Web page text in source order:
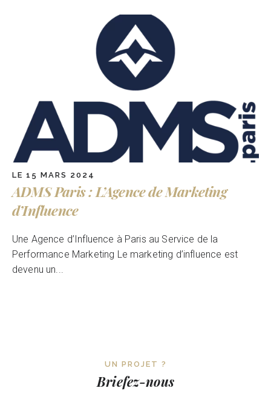
LE 15 MARS 2024
ADMS Paris : L’Agence de Marketing
d’Influence
Une Agence d’Influence à Paris au Service de la
Performance Marketing Le marketing d’influence est
devenu un...
UN PROJET ?
Briefez-nous